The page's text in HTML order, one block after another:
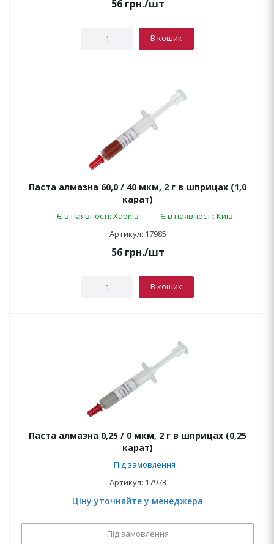
56грн./шт
В кошик
Паста алмазна 60,0 / 40 мкм, 2 г в шприцах (1,0
карат)
Є в наявності: Харків
Є в наявності: Київ
Артикул: 17985
56грн./шт
В кошик
Паста алмазна 0,25 / 0 мкм, 2 г в шприцах (0,25
карат)
Під замовлення
Артикул: 17973
Ціну уточняйте у менеджера
Під замовлення